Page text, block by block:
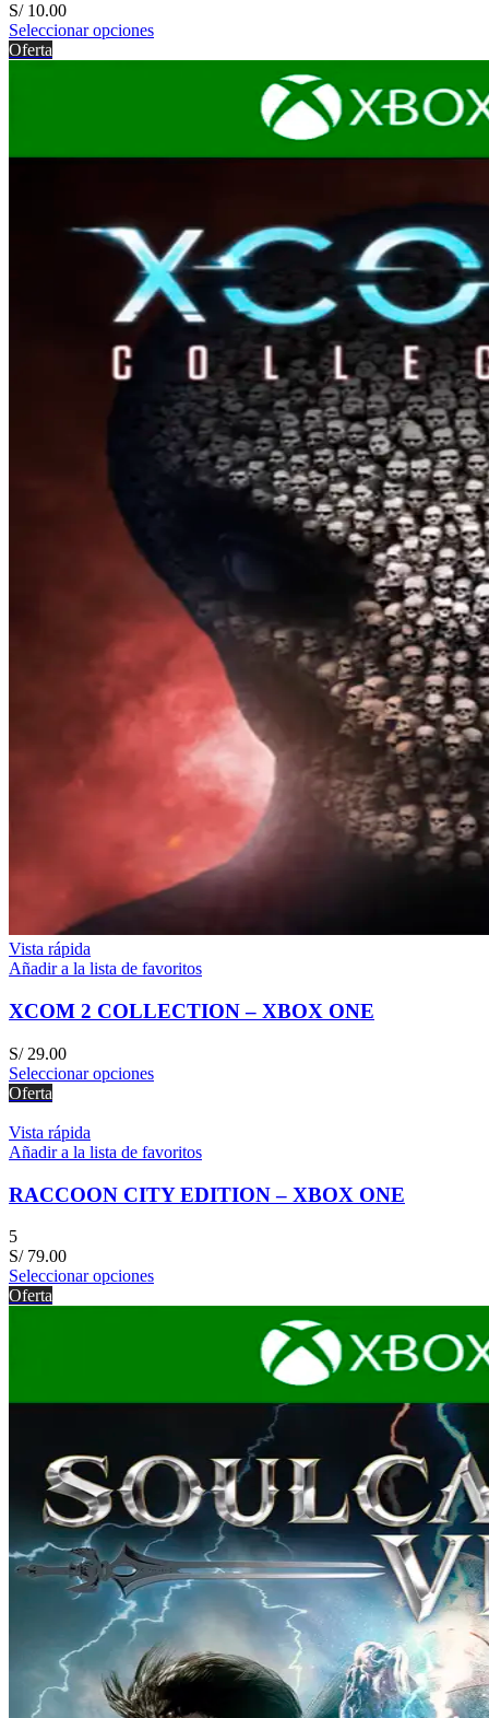
S/10.00
Seleccionar opciones
Oferta
Vista rápida
Añadir a la lista de favoritos
XCOM 2 COLLECTION – XBOX ONE
S/29.00
Seleccionar opciones
Oferta
Vista rápida
Añadir a la lista de favoritos
RACCOON CITY EDITION – XBOX ONE
5
S/79.00
Seleccionar opciones
Oferta